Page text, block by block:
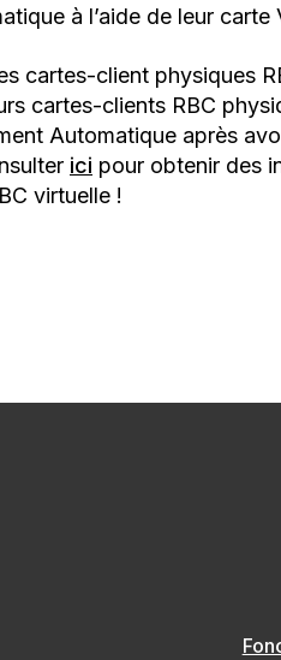
à l’aide de leur
cartes-client physiques
cartes-clients RBC
Automatique après
ici pour obtenir des
virtuelle !